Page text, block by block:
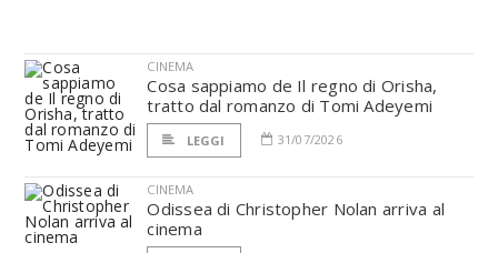
CINEMA
Cosa sappiamo de Il regno di Orisha,
tratto dal romanzo di Tomi Adeyemi
LEGGI 31/07/2026
CINEMA
Odissea di Christopher Nolan arriva al
cinema